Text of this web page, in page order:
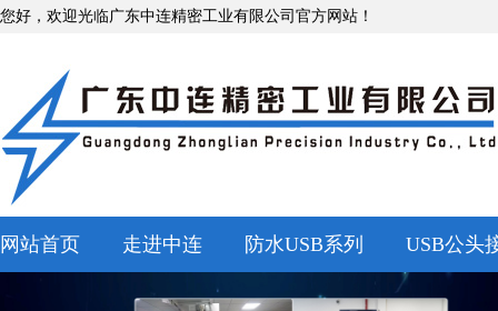
您好，欢迎光临广东中连精密工业有限公司官方网站！
网站首页 走进中连 防水USB系列 USB公头